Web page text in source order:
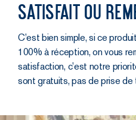
Satisfait ou
C’est bien simple, si ce
100% à réception, on vous
satisfaction, c’est notre
sont gratuits, pas de prise de